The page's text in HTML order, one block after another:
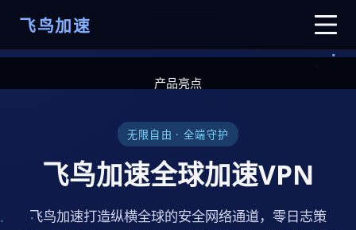
飞鸟加速
产品亮点
套餐方案
常见问题
客户端下载
无限自由 · 全端守护
飞鸟加速全球加速VPN
飞鸟加速打造纵横全球的安全网络通道，零日志策